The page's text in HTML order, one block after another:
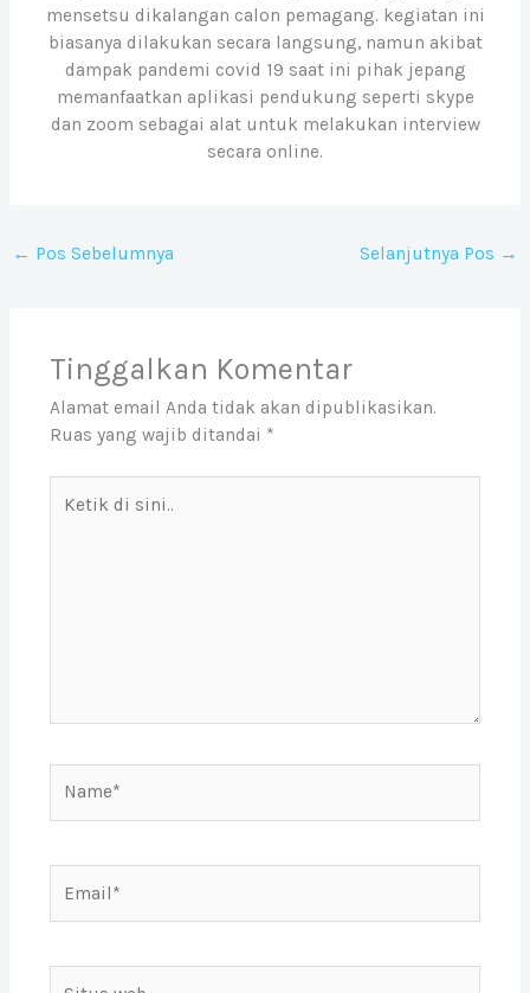
mensetsu dikalangan calon pemagang. kegiatan ini
biasanya dilakukan secara langsung, namun akibat
dampak pandemi covid 19 saat ini pihak jepang
memanfaatkan aplikasi pendukung seperti skype
dan zoom sebagai alat untuk melakukan interview
secara online.
← Pos Sebelumnya Selanjutnya Pos →
Tinggalkan Komentar
Alamat email Anda tidak akan dipublikasikan.
Ruas yang wajib ditandai *